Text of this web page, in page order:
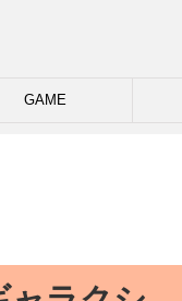
GAME